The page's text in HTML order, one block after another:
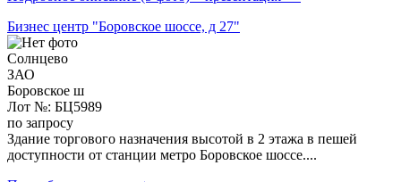
Бизнес центр "Боровское шоссе, д 27"
Солнцево
ЗАО
Боровское ш
Лот №: БЦ5989
по запросу
Здание торгового назначения высотой в 2 этажа в пешей
доступности от станции метро Боровское шоссе....